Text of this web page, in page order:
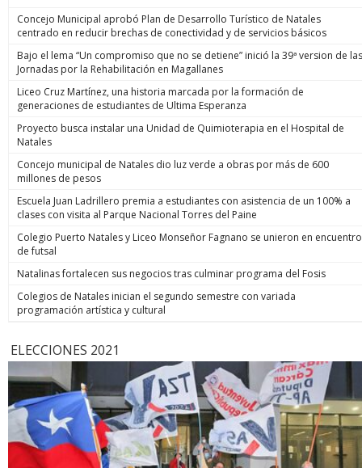
Concejo Municipal aprobó Plan de Desarrollo Turístico de Natales
centrado en reducir brechas de conectividad y de servicios básicos
Bajo el lema “Un compromiso que no se detiene” inició la 39ª version de las
Jornadas por la Rehabilitación en Magallanes
Liceo Cruz Martínez, una historia marcada por la formación de
generaciones de estudiantes de Ultima Esperanza
Proyecto busca instalar una Unidad de Quimioterapia en el Hospital de
Natales
Concejo municipal de Natales dio luz verde a obras por más de 600
millones de pesos
Escuela Juan Ladrillero premia a estudiantes con asistencia de un 100% a
clases con visita al Parque Nacional Torres del Paine
Colegio Puerto Natales y Liceo Monseñor Fagnano se unieron en encuentro
de futsal
Natalinas fortalecen sus negocios tras culminar programa del Fosis
Colegios de Natales inician el segundo semestre con variada
programación artística y cultural
ELECCIONES 2021